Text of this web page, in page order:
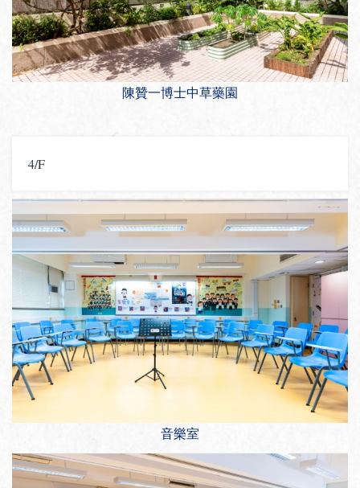
陳贊一博士中草藥園
4/F
音樂室